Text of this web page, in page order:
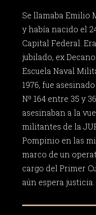
Se llamaba Emilio
y había nacido el
Capital Federal.
jubilado, ex
Escuela Naval
1976, fue
Nº 164 entre 35 y
asesinaban a la
militantes de la
Pompinio en las
marco de un
cargo del Primer
aún espera justicia.